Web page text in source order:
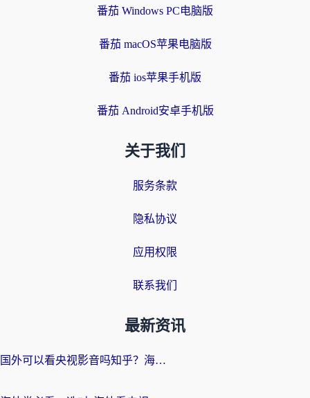
番茄 Windows PC电脑版
番茄 macOS苹果电脑版
番茄 ios苹果手机版
番茄 Android安卓手机版
关于我们
服务条款
隐私协议
应用权限
联系我们
最新资讯
国外可以看央视影音吗知乎？海外党亲测有效的回国加速方案